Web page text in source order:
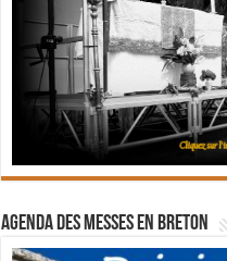
Agenda des messes en breton